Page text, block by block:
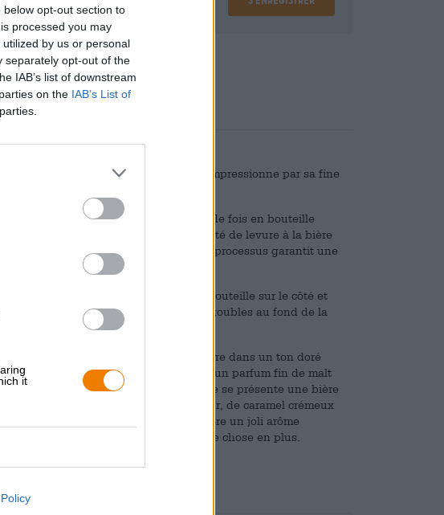
opt-out section to
processed you may
by us or personal
separately opt-out of the
IAB’s list of downstream
on the IAB’s List of
it
Dépôt
€ 0,08
mais une Australian Pale Ale, qui impressionne par sa fine
bière blonde est fermentée une seconde fois en bouteille
le brasseur ajoute une petite quantité de levure à la bière
ainsi une seconde fermentation. Ce processus garantit une
artificiels.
brasserie recommande de placer la bouteille sur le côté et
De cette façon, les substances troubles au fond de la
et en rehaussent le goût.
l’APA de Cooper coule dans le verre dans un ton doré
pores fins recouvre la bière et dégage un parfum fin de malt
notes d’agrumes. Sur la langue se présente une bière
de biscuits fraîchement sortis du four, de caramel crémeux
quelques gorgées et donne à la bière un joli arôme
et donne à la bière ce petit quelque chose en plus.
simple !